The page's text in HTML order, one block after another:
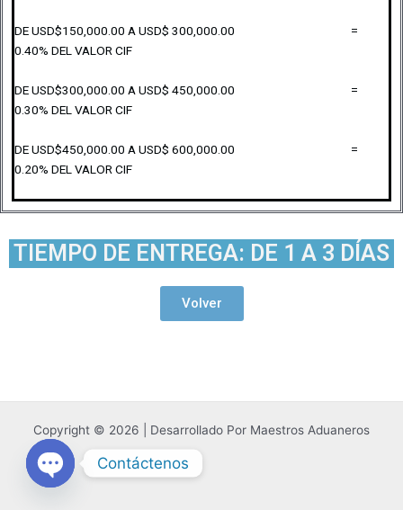
DE USD$150,000.00 A USD$ 300,000.00 =
0.40% DEL VALOR CIF
DE USD$300,000.00 A USD$ 450,000.00 =
0.30% DEL VALOR CIF
DE USD$450,000.00 A USD$ 600,000.00 =
0.20% DEL VALOR CIF
TIEMPO DE ENTREGA: DE 1 A 3 DÍAS
Volver
Copyright © 2026 | Desarrollado Por Maestros Aduaneros
Contáctenos
Open